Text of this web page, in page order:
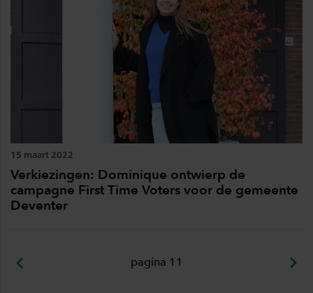
15 maart 2022
Verkiezingen: Dominique ontwierp de
campagne First Time Voters voor de gemeente
Deventer
pagina 11